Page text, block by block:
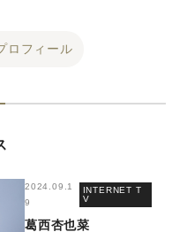
ロフィール
2024.09.1
9
INTERNET T
V
葛西杏也菜